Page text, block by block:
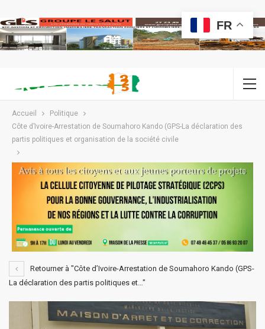
Accueil
Politique
Côte d’Ivoire-Arrestation de Soumahoro Kando (GPS-La déclaration des
partis politiques et organisation de la société civile
Retourner à "Côte d’Ivoire-Arrestation de Soumahoro Kando (GPS-
La déclaration des partis politiques et…"
FR